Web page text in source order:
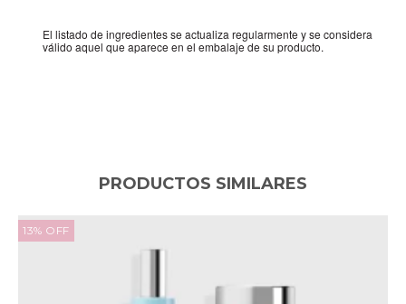
El listado de ingredientes se actualiza regularmente y se considera
válido aquel que aparece en el embalaje de su producto.
PRODUCTOS SIMILARES
13% OFF